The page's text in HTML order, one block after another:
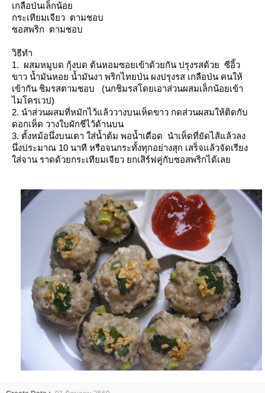
เกลือป่นเล็กน้อ
กระเทียมเจียว ตามชอบ
ซอสพริก ตามชอบ
วิธีทำ
1. ผสมหมูบด กุ้งบด ต้นหอมซอยเข้าด้วยกัน ปรุงรสด้วย ซีอิ้ว
ขาว น้ำมันหอย น้ำมันงา พริกไทยป่น ผงปรุงรส เกลือป่น คนให้
เข้ากัน ชิมรสตามชอบ (นกชิมรสโดยเอาส่วนผสมเล็กน้อยเข้า
ไมโครเวป)
2. นำส่วนผสมที่หมักไว้แล้ววางบนเห็ดขาว กดส่วนผสมให้ติดกับ
ดอกเห็ด วางใบผักชีไว้ด้านบน
3. ตั้งหม้อนึ่งบนเตา ใส่น้ำต้ม พอน้ำเดือด นำเห็ดที่ยัดไส้แล้วลง
นึ่งประมาณ 10 นาที หรือจนกระทั้งทุกอย่างสุก เสร็จแล้วจัดเรียง
ส่จาน ราดด้วยกระเทียมเจียว ยกเสิร์ฟคู่กับซอสพริกได้เล